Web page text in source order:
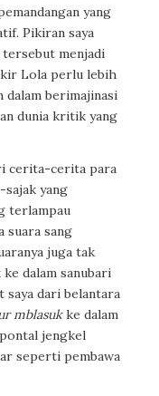
yang
Pikiran saya
menjadi
Lola perlu lebih
dalam berimajinasi
dunia kritik yang
cerita-cerita para
yang
terlampau
suara sang
juga tak
dalam sanubari
saya dari belantara
mblasukke dalam
jengkel
seperti pembawa